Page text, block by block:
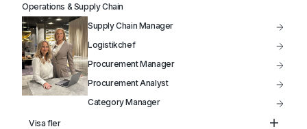
Säljchef
Produktutveckling
Operations & Supply Chain
Supply Chain Manager
Logistikchef
Procurement Manager
Procurement Analyst
Category Manager
Visa fler